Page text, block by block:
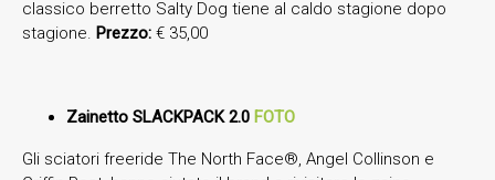
classico berretto Salty Dog tiene al caldo stagione dopo
stagione. Prezzo: € 35,00
Zainetto SLACKPACK 2.0 FOTO
Gli sciatori freeride The North Face®, Angel Collinson e